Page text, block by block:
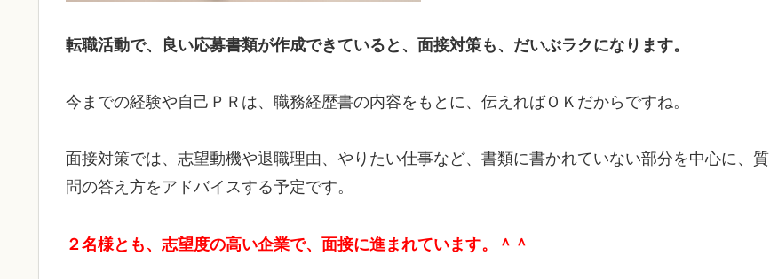
転職活動で、良い応募書類が作成できていると、面接対策も、だいぶラクになります。
今までの経験や自己ＰＲは、職務経歴書の内容をもとに、伝えればＯＫだからですね。
面接対策では、志望動機や退職理由、やりたい仕事など、書類に書かれていない部分を中心に、質
問の答え方をアドバイスする予定です。
２名様とも、志望度の高い企業で、面接に進まれています。＾＾